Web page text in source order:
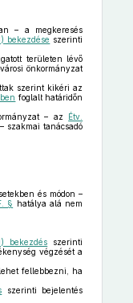
– a megkeresés
bekezdése szerinti
területen lévő
önkormányzat
szerint kikéri az
foglalt határidőn
– az Étv.
szakmai tanácsadó
és módon –
§ hatálya alá nem
bekezdés szerinti
végzését a
fellebbezni, ha
szerinti bejelentés